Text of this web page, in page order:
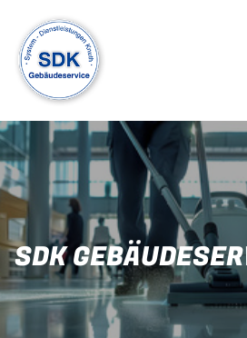
SDK